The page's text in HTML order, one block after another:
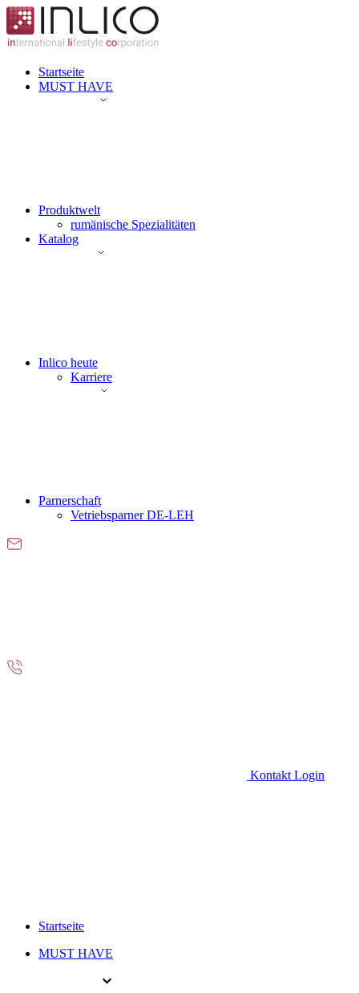
Startseite
MUST HAVE
Produktwelt
rumänische Spezialitäten
Katalog
Inlico heute
Karriere
Parnerschaft
Vetriebsparner DE-LEH
Kontakt Login
Startseite
MUST HAVE